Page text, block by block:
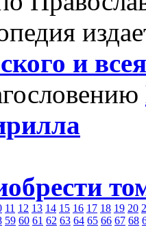
и
11 12 13 14 15 16 17 18 19 20
59 60 61 62 63 64 65 66 67 68